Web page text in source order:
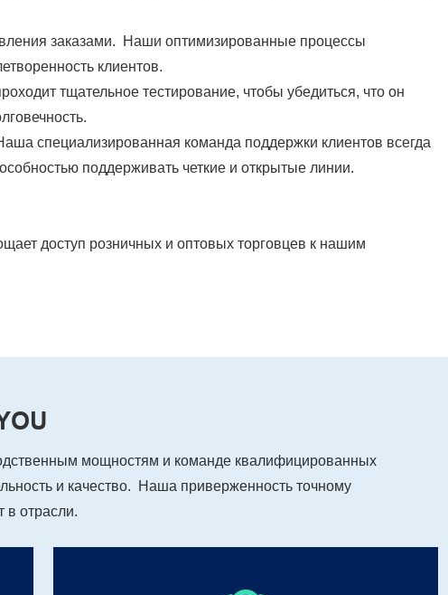
заказами. Наши оптимизированные процессы
клиентов.
тщательное тестирование, чтобы убедиться, что он
специализированная команда поддержки клиентов всегда
поддерживать четкие и открытые линии.
доступ розничных и оптовых торговцев к нашим
мощностям и команде квалифицированных
и качество. Наша приверженность точному
в отрасли.